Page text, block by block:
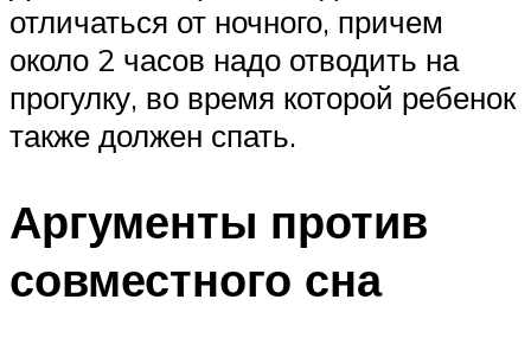
отличаться от ночного, причем
около 2 часов надо отводить на
прогулку, во время которой ребенок
также должен спать.
Аргументы против
совместного сна